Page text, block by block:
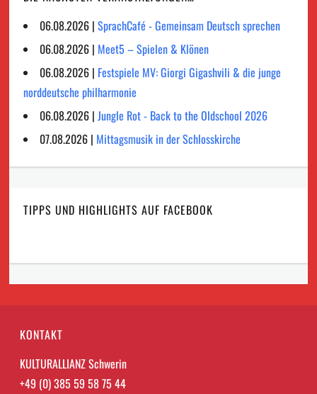
06.08.2026 |SprachCafé - Gemeinsam Deutsch sprechen
06.08.2026 | Meet5 – Spielen & Klönen
06.08.2026 | Festspiele MV: Giorgi Gigashvili & die junge
norddeutsche philharmonie
06.08.2026 |Jungle Rot - Back to the Oldschool 2026
07.08.2026 | Mittagsmusik in der Schlosskirche
TIPPS UND HIGHLIGHTS AUF FACEBOOK
KONTAKT
KULTURALLIANZ Schwerin
+49 (0) 385 59 58 75 44